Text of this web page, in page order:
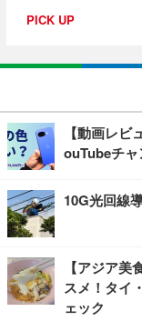
PICK UP
【動画レ
ouTubeチ
10G光回線
【アジア
スメ！タイ
ェック